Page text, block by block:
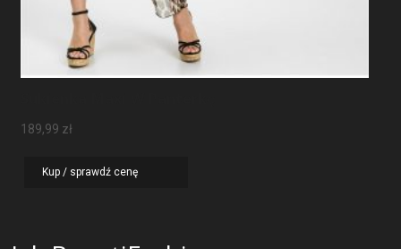
189,99 zł
Kup / sprawdź cenę